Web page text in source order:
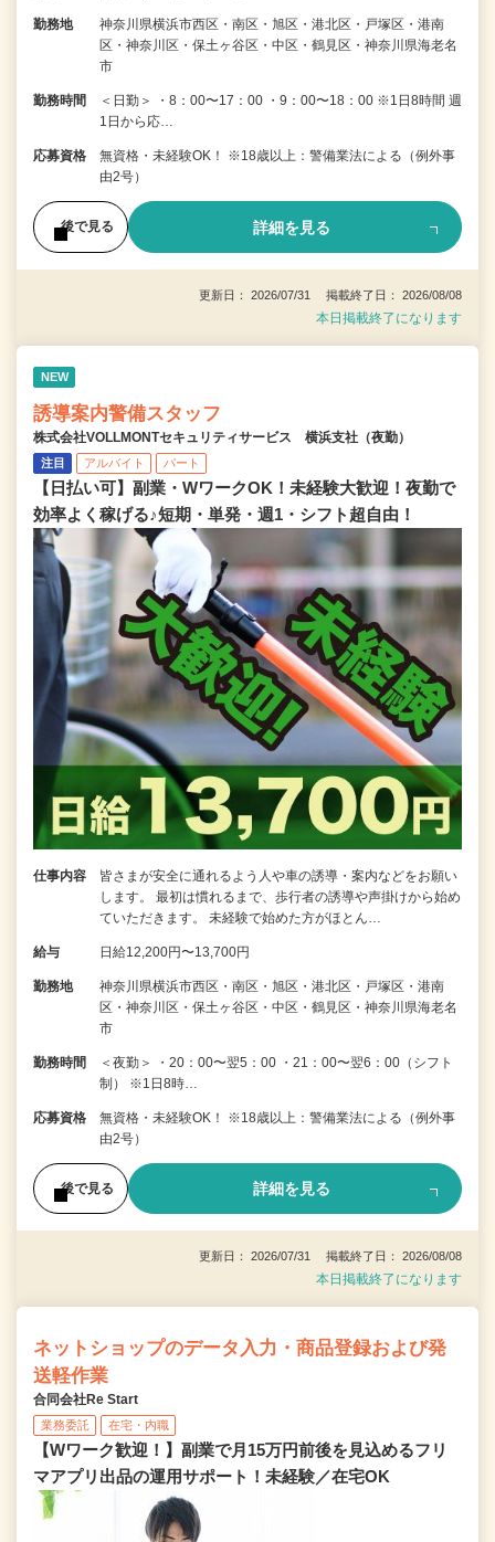
勤務地
神奈川県横浜市西区・南区・旭区・港北区・戸塚区・港南
区・神奈川区・保土ヶ谷区・中区・鶴見区・神奈川県海老名
市
勤務時間
＜日勤＞ ・8：00〜17：00 ・9：00〜18：00 ※1日8時間 週
1日から応…
応募資格
無資格・未経験OK！ ※18歳以上：警備業法による（例外事
由2号）
後で見る 詳細を見る
更新日： 2026/07/31 掲載終了日： 2026/08/08
本日掲載終了になります
NEW
誘導案内警備スタッフ
株式会社VOLLMONTセキュリティサービス 横浜支社（夜勤）
注目 アルバイト パート
【日払い可】副業・WワークOK！未経験大歓迎！夜勤で
効率よく稼げる♪短期・単発・週1・シフト超自由！
仕事内容
皆さまが安全に通れるよう人や車の誘導・案内などをお願い
します。 最初は慣れるまで、歩行者の誘導や声掛けから始め
ていただきます。 未経験で始めた方がほとん…
給与 日給12,200円〜13,700円
勤務地
神奈川県横浜市西区・南区・旭区・港北区・戸塚区・港南
区・神奈川区・保土ヶ谷区・中区・鶴見区・神奈川県海老名
市
勤務時間
＜夜勤＞ ・20：00〜翌5：00 ・21：00〜翌6：00（シフト
制） ※1日8時…
応募資格
無資格・未経験OK！ ※18歳以上：警備業法による（例外事
由2号）
後で見る 詳細を見る
更新日： 2026/07/31 掲載終了日： 2026/08/08
本日掲載終了になります
ネットショップのデータ入力・商品登録および発
送軽作業
合同会社Re Start
業務委託 在宅・内職
【Wワーク歓迎！】副業で月15万円前後を見込めるフリ
マアプリ出品の運用サポート！未経験／在宅OK